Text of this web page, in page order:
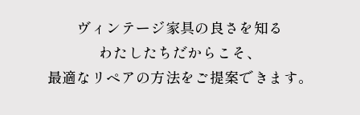
ヴィンテージ家具の良さを知る
わたしたちだからこそ、
最適なリペアの方法をご提案できます。